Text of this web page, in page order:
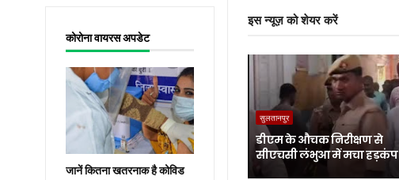
कोरोना वायरस अपडेट
जानें कितना खतरनाक है कोविड
इस न्यूज़ को शेयर करें
सुलतानपुर
डीएम के औचक निरीक्षण से
सीएचसी लंभुआ में मचा हड़कंप